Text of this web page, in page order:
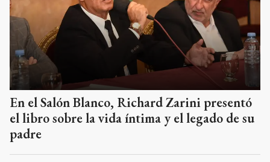
En el Salón Blanco, Richard Zarini presentó
el libro sobre la vida íntima y el legado de su
padre